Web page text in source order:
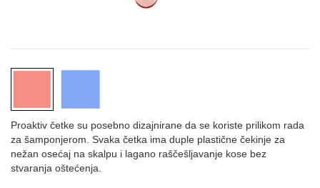
Proaktiv četke su posebno dizajnirane da se koriste prilikom rada
za šamponjerom. Svaka četka ima duple plastične čekinje za
nežan osećaj na skalpu i lagano raščešljavanje kose bez
stvaranja oštećenja.